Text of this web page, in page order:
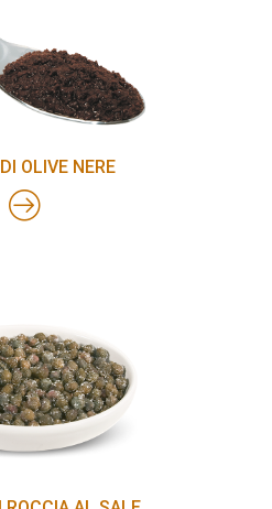
OLIVE NERE